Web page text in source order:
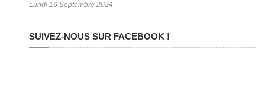
Lundi 16 Septembre 2024
SUIVEZ-NOUS SUR FACEBOOK !